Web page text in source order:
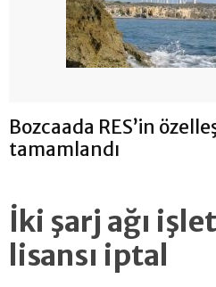
Bozcaada RES’in
tamamlandı
İki şarj ağı
lisansı iptal